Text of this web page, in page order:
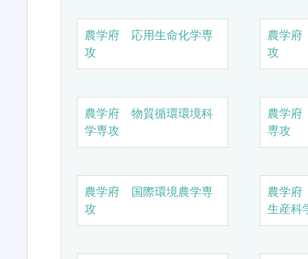
農学府 応用生命化学専
攻
農学
攻
農学府 物質循環環境科
学専攻
農学
専攻
農学府 国際環境農学専
攻
農学
生産科